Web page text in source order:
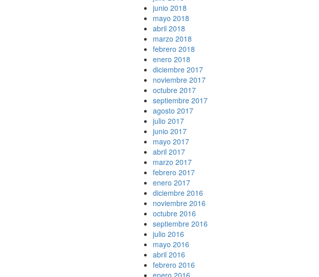
junio 2018
mayo 2018
abril 2018
marzo 2018
febrero 2018
enero 2018
diciembre 2017
noviembre 2017
octubre 2017
septiembre 2017
agosto 2017
julio 2017
junio 2017
mayo 2017
abril 2017
marzo 2017
febrero 2017
enero 2017
diciembre 2016
noviembre 2016
octubre 2016
septiembre 2016
julio 2016
mayo 2016
abril 2016
febrero 2016
enero 2016